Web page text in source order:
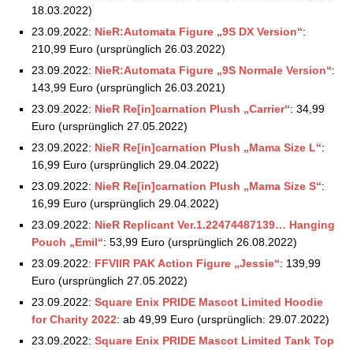
18.03.2022)
23.09.2022: NieR:Automata Figure „9S DX Version“:
210,99 Euro (ursprünglich 26.03.2022)
23.09.2022: NieR:Automata Figure „9S Normale Version“:
143,99 Euro (ursprünglich 26.03.2021)
23.09.2022: NieR Re[in]carnation Plush „Carrier“: 34,99
Euro (ursprünglich 27.05.2022)
23.09.2022: NieR Re[in]carnation Plush „Mama Size L“:
16,99 Euro (ursprünglich 29.04.2022)
23.09.2022: NieR Re[in]carnation Plush „Mama Size S“:
16,99 Euro (ursprünglich 29.04.2022)
23.09.2022: NieR Replicant Ver.1.22474487139… Hanging
Pouch „Emil“: 53,99 Euro (ursprünglich 26.08.2022)
23.09.2022: FFVIIR PAK Action Figure „Jessie“: 139,99
Euro (ursprünglich 27.05.2022)
23.09.2022: Square Enix PRIDE Mascot Limited Hoodie
for Charity 2022: ab 49,99 Euro (ursprünglich: 29.07.2022)
23.09.2022: Square Enix PRIDE Mascot Limited Tank Top